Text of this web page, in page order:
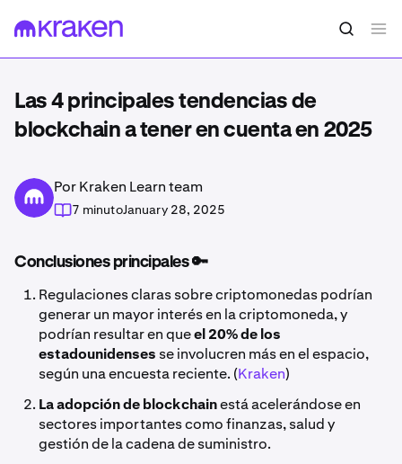
Las 4 principales tendencias de
blockchain a tener en cuenta en 2025
Por Kraken Learn team
7 minutoJanuary 28, 2025
Conclusiones principales 🔑
Regulaciones claras sobre criptomonedas podrían
generar un mayor interés en la criptomoneda, y
podrían resultar en queel 20% de los
estadounidenses se involucren más en el espacio,
según una encuesta reciente. (Kraken)
La adopción de blockchainestá acelerándose en
sectores importantes como finanzas, salud y
gestión de la cadena de suministro.